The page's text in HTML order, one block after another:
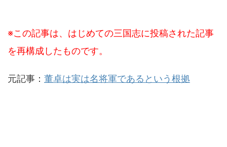
※この記事は、はじめての三国志に投稿された記事
を再構成したものです。
元記事： 董卓は実は名将軍であるという根拠